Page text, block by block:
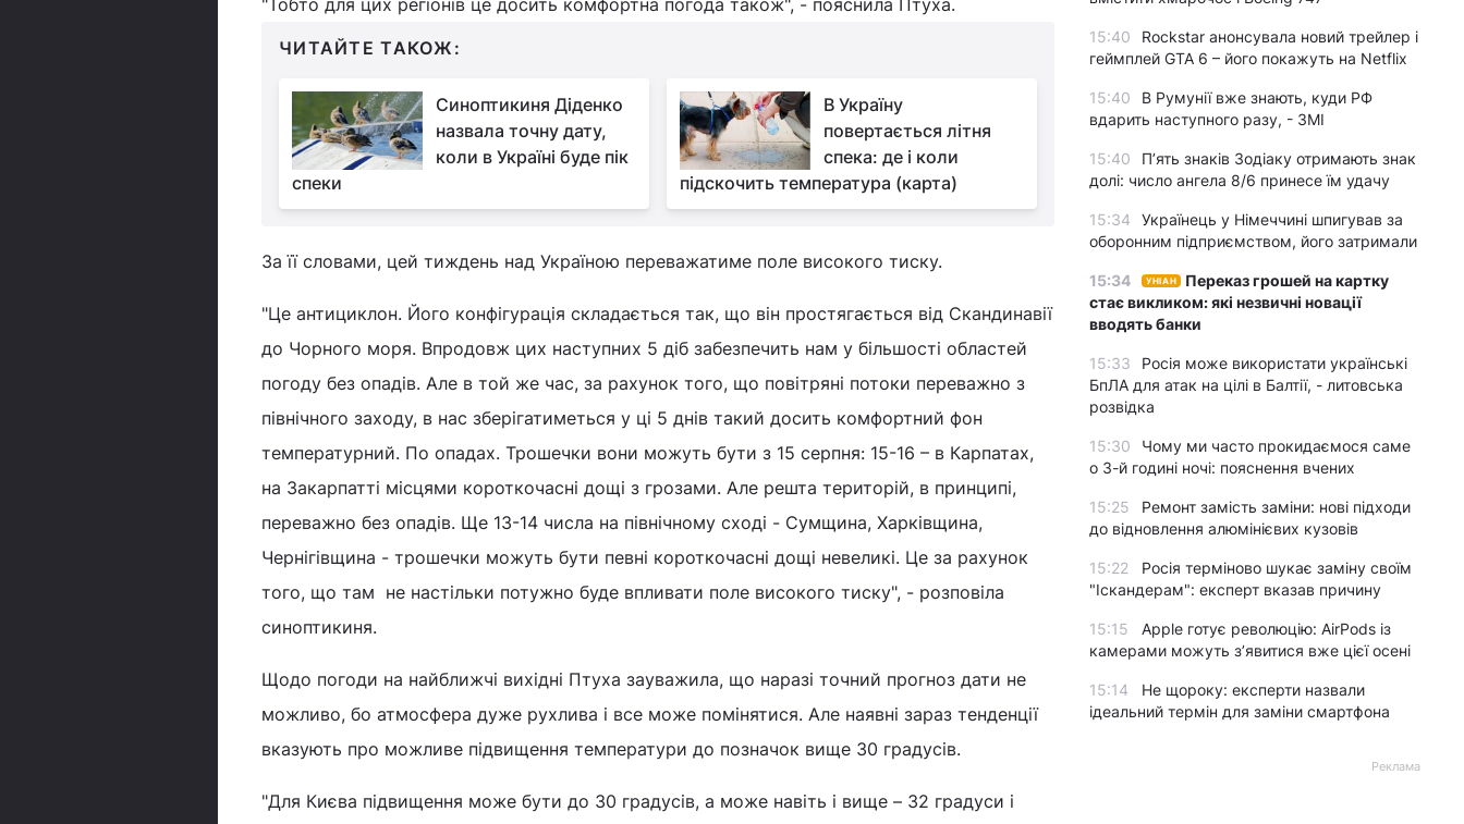
"Тобто для цих регіонів це досить комфортна погода також", - пояснила Птуха.
ЧИТАЙТЕ ТАКОЖ:
Синоптикиня Діденко
назвала точну дату,
коли в Україні буде пік
спеки
В Україну
повертається літня
спека: де і коли
підскочить температура (карта)
За її словами, цей тиждень над Україною переважатиме поле високого тиску.
"Це антициклон. Його конфігурація складається так, що він простягається від Скандинавії
до Чорного моря. Впродовж цих наступних 5 діб забезпечить нам у більшості областей
погоду без опадів. Але в той же час, за рахунок того, що повітряні потоки переважно з
північного заходу, в нас зберігатиметься у ці 5 днів такий досить комфортний фон
температурний. По опадах. Трошечки вони можуть бути з 15 серпня: 15-16 – в Карпатах,
на Закарпатті місцями короткочасні дощі з грозами. Але решта територій, в принципі,
переважно без опадів. Ще 13-14 числа на північному сході - Сумщина, Харківщина,
Чернігівщина - трошечки можуть бути певні короткочасні дощі невеликі. Це за рахунок
того, що там не настільки потужно буде впливати поле високого тиску", - розповіла
синоптикиня.
Щодо погоди на найближчі вихідні Птуха зауважила, що наразі точний прогноз дати не
можливо, бо атмосфера дуже рухлива і все може помінятися. Але наявні зараз тенденції
вказують про можливе підвищення температури до позначок вище 30 градусів.
"Для Києва підвищення може бути до 30 градусів, а може навіть і вище – 32 градуси і
15:40
Rockstar анонсувала новий трейлер і
геймплей GTA 6 – його покажуть на Netflix
15:40
В Румунії вже знають, куди РФ
вдарить наступного разу, - ЗМІ
15:40
П’ять знаків Зодіаку отримають знак
долі: число ангела 8/6 принесе їм удачу
15:34
Українець у Німеччині шпигував за
оборонним підприємством, його затримали
15:34 УНІАН
Переказ грошей на картку
стає викликом: які незвичні новації
вводять банки
15:33
Росія може використати українські
БпЛА для атак на цілі в Балтії, - литовська
розвідка
15:30
Чому ми часто прокидаємося саме
о 3-й годині ночі: пояснення вчених
15:25
Ремонт замість заміни: нові підходи
до відновлення алюмінієвих кузовів
15:22
Росія терміново шукає заміну своїм
"Іскандерам": експерт вказав причину
15:15
Apple готує революцію: AirPods із
камерами можуть з’явитися вже цієї осені
15:14
Не щороку: експерти назвали
ідеальний термін для заміни смартфона
Реклама